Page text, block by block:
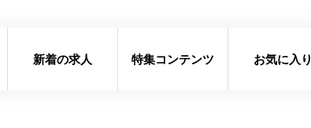
新着の求人 特集コンテンツ お気に入り